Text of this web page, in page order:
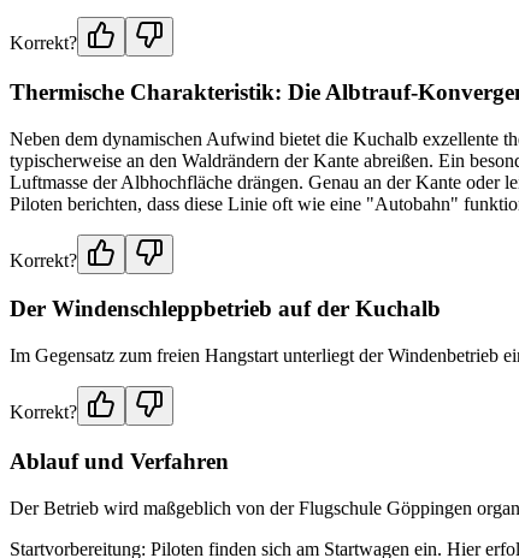
Korrekt?
Thermische Charakteristik: Die Albtrauf-
Neben dem dynamischen Aufwind bietet die Kuchalb exzellente
typischerweise an den Waldrändern der Kante abreißen. Ein
Luftmasse der Albhochfläche drängen. Genau an der Kante oder
Piloten berichten, dass diese Linie oft wie eine "Autobahn"
Korrekt?
Der Windenschleppbetrieb auf der Kuchalb
Im Gegensatz zum freien Hangstart unterliegt der Windenbetrieb
Korrekt?
Ablauf und Verfahren
Der Betrieb wird maßgeblich von der Flugschule Göppingen
Startvorbereitung: Piloten finden sich am Startwagen ein. Hier